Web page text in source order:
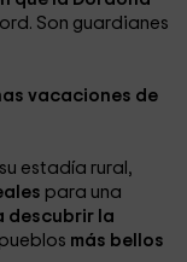
Son guardianes
vacaciones de
estadía rural,
para una
descubrir la
más bellos